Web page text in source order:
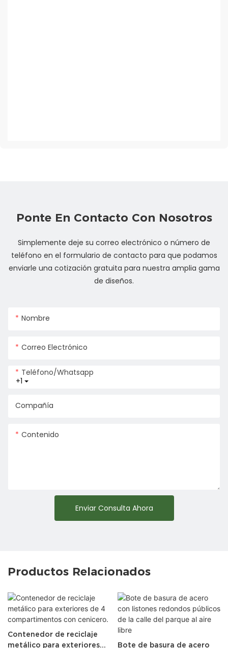
Ponte En Contacto Con Nosotros
Simplemente deje su correo electrónico o número de
teléfono en el formulario de contacto para que podamos
enviarle una cotización gratuita para nuestra amplia gama
de diseños.
Nombre
Correo Electrónico
+1
Teléfono/whatsapp
Compañía
Contenido
Enviar Consulta Ahora
Productos Relacionados
Contenedor de reciclaje
metálico para exteriores
Bote de basura de acero